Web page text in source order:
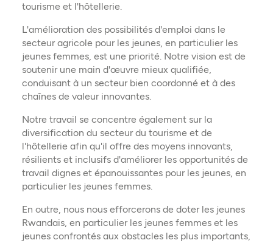
tourisme et l'hôtellerie.
L'amélioration des possibilités d'emploi dans le
secteur agricole pour les jeunes, en particulier les
jeunes femmes, est une priorité. Notre vision est de
soutenir une main d'œuvre mieux qualifiée,
conduisant à un secteur bien coordonné et à des
chaînes de valeur innovantes.
Notre travail se concentre également sur la
diversification du secteur du tourisme et de
l'hôtellerie afin qu'il offre des moyens innovants,
résilients et inclusifs d'améliorer les opportunités de
travail dignes et épanouissantes pour les jeunes, en
particulier les jeunes femmes.
En outre, nous nous efforcerons de doter les jeunes
Rwandais, en particulier les jeunes femmes et les
jeunes confrontés aux obstacles les plus importants,